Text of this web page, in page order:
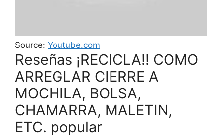
Source: Youtube.com
Reseñas ¡RECICLA!! COMO
ARREGLAR CIERRE A
MOCHILA, BOLSA,
CHAMARRA, MALETIN,
ETC. popular